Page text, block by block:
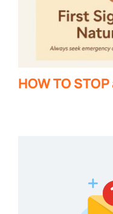
HOW TO